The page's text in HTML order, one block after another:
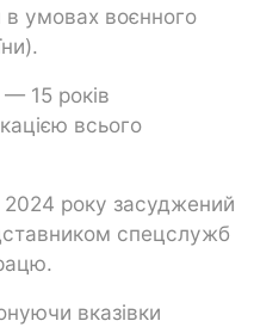
в умовах воєнного
15 років
всього
року засуджений
спецслужб
вказівки